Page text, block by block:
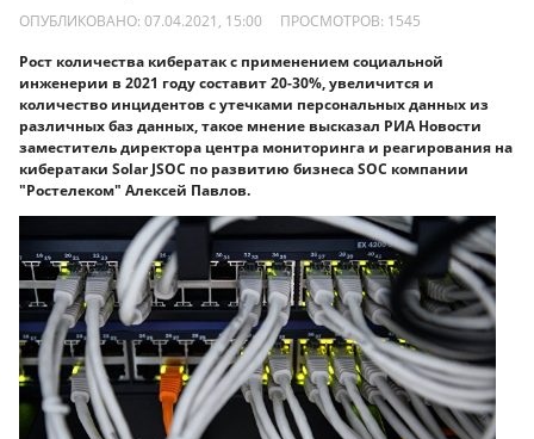
ОПУБЛИКОВАНО: 07.04.2021, 15:00 ПРОСМОТРОВ: 1545
Рост количества кибератак с применением социальной
инженерии в 2021 году составит 20-30%, увеличится и
количество инцидентов с утечками персональных данных из
различных баз данных, такое мнение высказал РИА Новости
заместитель директора центра мониторинга и реагирования на
кибератаки Solar JSOC по развитию бизнеса SOC компании
"Ростелеком" Алексей Павлов.